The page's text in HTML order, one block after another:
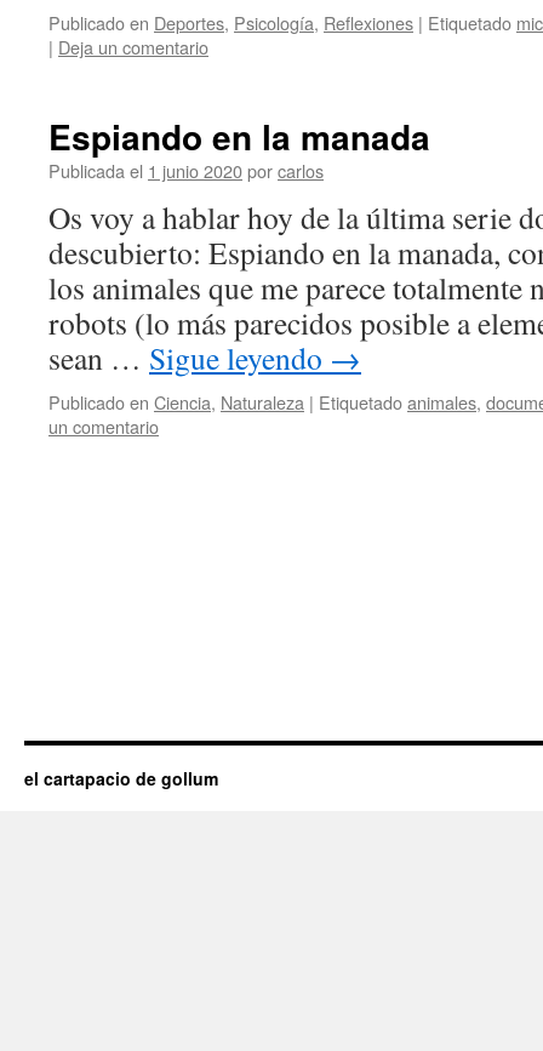
Publicado en Deportes, Psicología, Reflexiones | Etiquetado
| Deja un comentario
Espiando en la manada
Publicada el 1 junio 2020porcarlos
Os voy a hablar hoy de la última serie
descubierto: Espiando en la manada,
los animales que me parece totalmente
robots (lo más parecidos posible a
sean … Sigue leyendo →
Publicado en Ciencia, Naturaleza | Etiquetadoanimales,
un comentario
el cartapacio de gollum